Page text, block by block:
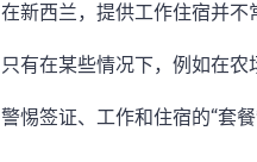
在新西兰，提供工作住宿并不
只有在某些情况下，例如在农
警惕签证、工作和住宿的“套